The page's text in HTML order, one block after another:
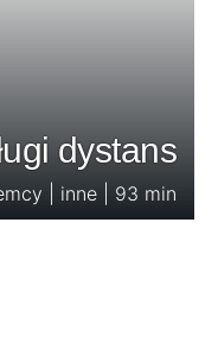
dystans
| inne | 93 min